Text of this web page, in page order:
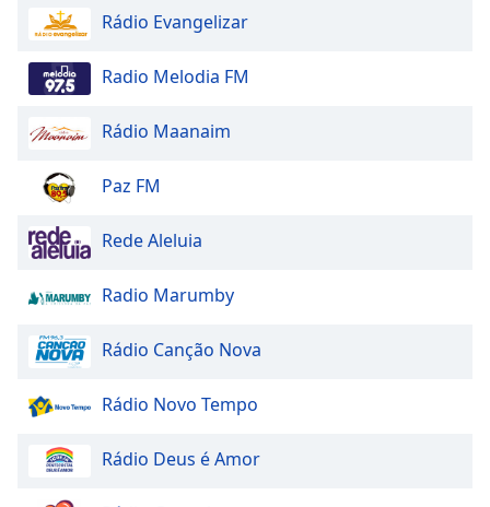
Rádio Evangelizar
Radio Melodia FM
Rádio Maanaim
Paz FM
Rede Aleluia
Radio Marumby
Rádio Canção Nova
Rádio Novo Tempo
Rádio Deus é Amor